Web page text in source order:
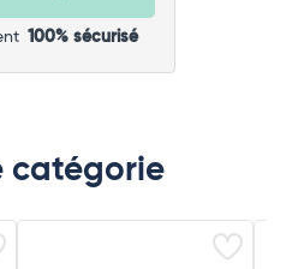
100% sécurisé
catégorie